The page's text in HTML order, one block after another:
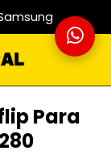
Para